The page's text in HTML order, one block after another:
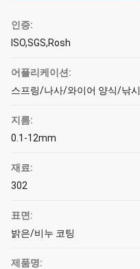
인증:
ISO,SGS,Rosh
어플리케이션:
스프링/나사/와이어 양식/낚시
지름:
0.1-12mm
재료:
302
표면:
밝은/비누 코팅
제품명: